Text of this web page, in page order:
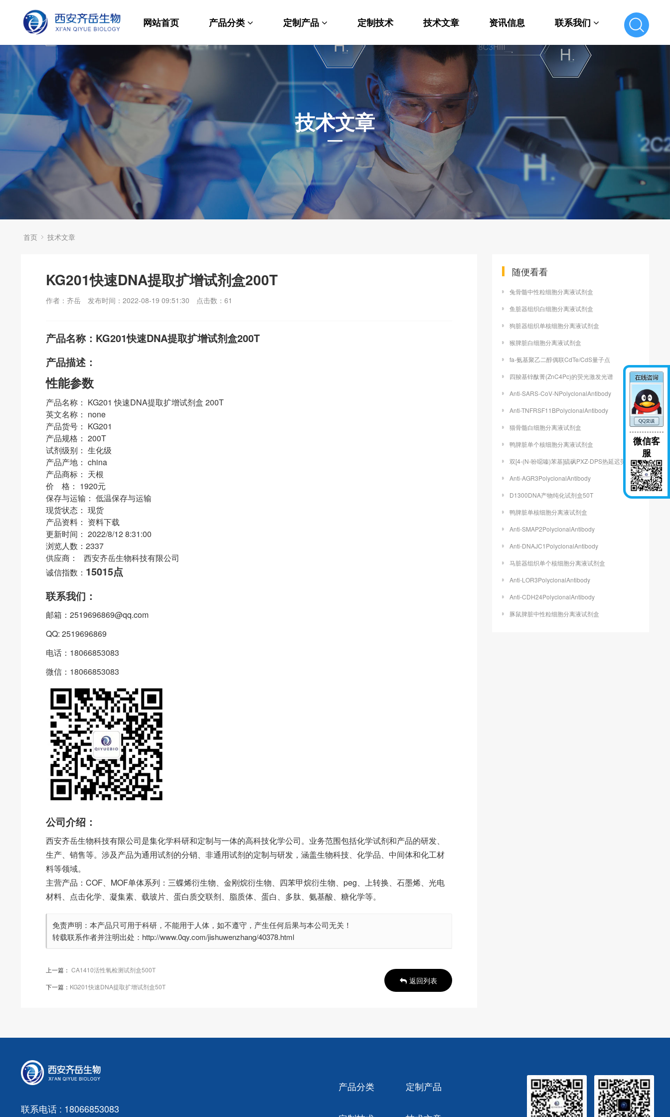
网站首页 产品分类
材料科学
生命科学
发光材料
功能性化学
分析化学
其他产品
定制产品
纳米材料定制
PEG衍生物
荧光标记定制
MOF材料定制
小分子定制
多肽定制
其他材料定制
定制技术 技术文章 资讯信息 联系我们
联系我们
技术文章
首页 技术文章
KG201快速DNA提取扩增试剂盒200T
作者：齐岳 发布时间：2022-08-19 09:51:30 点击数： 61
产品名称：KG201快速DNA提取扩增试剂盒200T
产品描述：
性能参数
产品名称： KG201 快速DNA提取扩增试剂盒 200T
英文名称： none
产品货号： KG201
产品规格： 200T
试剂级别： 生化级
产品产地： china
产品商标： 天根
价 格： 1920元
保存与运输： 低温保存与运输
现货状态： 现货
产品资料： 资料下载
更新时间： 2022/8/12 8:31:00
浏览人数：2337
供应商： 西安齐岳生物科技有限公司
诚信指数： 15015点
联系我们：
邮箱：2519696869@qq.com
QQ: 2519696869
电话：18066853083
微信：18066853083
公司介绍：
西安齐岳生物科技有限公司是集化学科研和定制与一体的高科技化学公司。业务范围包括化学试剂和产品的研发、
生产、销售等。涉及产品为通用试剂的分销、非通用试剂的定制与研发，涵盖生物科技、化学品、中间体和化工材
料等领域。
主营产品：COF、MOF单体系列：三蝶烯衍生物、金刚烷衍生物、四苯甲烷衍生物、peg、上转换、石墨烯、光电
材料、点击化学、凝集素、载玻片、蛋白质交联剂、脂质体、蛋白、多肽、氨基酸、糖化学等。
免责声明：本产品只可用于科研，不能用于人体，如不遵守，产生任何后果与本公司无关！
转载联系作者并注明出处：http://www.0qy.com/jishuwenzhang/40378.html
上一篇： CA1410活性氧检测试剂盒500T
下一篇： KG201快速DNA提取扩增试剂盒50T
返回列表
随便看看
兔骨髓中性粒细胞分离液试剂盒
鱼脏器组织白细胞分离液试剂盒
狗脏器组织单核细胞分离液试剂盒
猴脾脏白细胞分离液试剂盒
fa-氨基聚乙二醇偶联CdTe/CdS量子点
四羧基锌酞菁(ZnC4Pc)的荧光激发光谱
Anti-SARS-CoV-NPolyclonalAntibody
Anti-TNFRSF11BPolyclonalAntibody
猫骨髓白细胞分离液试剂盒
鸭脾脏单个核细胞分离液试剂盒
双[4-(N-吩噁嗪)苯基]硫砜PXZ-DPS热延迟荧光材料TADF
Anti-AGR3PolyclonalAntibody
D1300DNA产物纯化试剂盒50T
鸭脾脏单核细胞分离液试剂盒
Anti-SMAP2PolyclonalAntibody
Anti-DNAJC1PolyclonalAntibody
马脏器组织单个核细胞分离液试剂盒
Anti-LOR3PolyclonalAntibody
Anti-CDH24PolyclonalAntibody
豚鼠脾脏中性粒细胞分离液试剂盒
微信客
服
联系电话 : 18066853083
产品分类 定制产品